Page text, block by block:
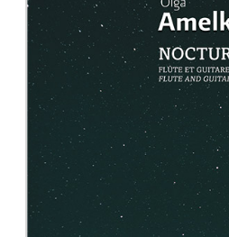
PARTITIONS POUR AUTRES
INSTRUMENTS
PARTITIONS POUR ENSEMBLES
AUTRES PRODUITS